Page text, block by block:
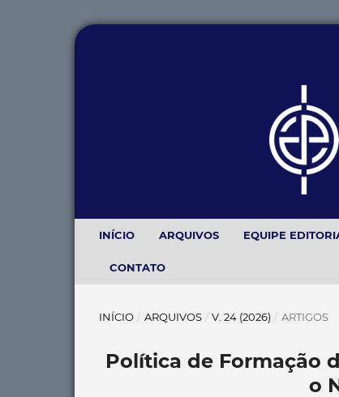
INÍCIO ARQUIVOS EQUIPE
CONTATO
INÍCIO / ARQUIVOS / V. 24 (2026) / ARTIGOS
Política de Formação
o